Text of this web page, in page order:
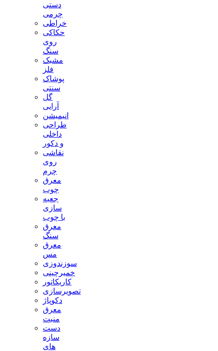
دستی
چرمی
خراطی
حکاکی
روی
سنگ
مشبک
فلز
پوشاک
سنتی
گل
آرایی
انیمیشن
طراحی
داخلی
و دکور
نقاشی
روی
چرم
معرق
چوب
جعبه
سازی
با چوب
معرق
سنگ
معرق
مس
سوزندوزی
خمیرچینی
کاریکاتور
تصویرسازی
دکوپاژ
معرق
منبت
دست
سازه
های